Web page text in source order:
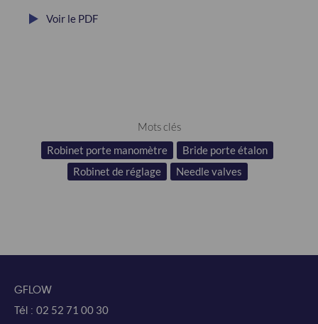
Voir le PDF
Mots clés
Robinet porte manomètre
Bride porte étalon
Robinet de réglage
Needle valves
GFLOW
Tél : 02 52 71 00 30